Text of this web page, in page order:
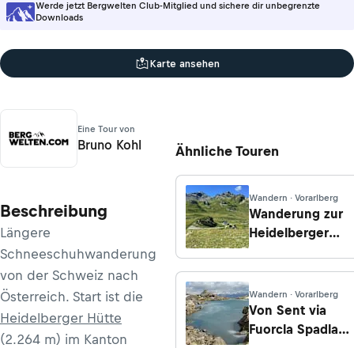
Werde jetzt Bergwelten Club-Mitglied und sichere dir unbegrenzte
Downloads
Karte ansehen
Eine Tour von
Bruno Kohl
Beschreibung
Längere
Schneeschuhwanderung
von der Schweiz nach
Österreich. Start ist die
Heidelberger Hütte
(2.264 m) im Kanton
Ähnliche Touren
Wandern · Vorarlberg
Wanderung zur
Heidelberger
Wandern · Vorarlberg
Von Sent via
Fuorcla Spadla